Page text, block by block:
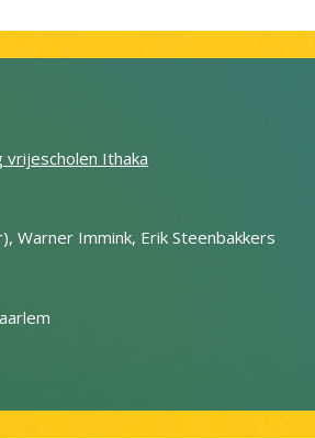
vrijescholen Ithaka
Warner Immink, Erik Steenbakkers